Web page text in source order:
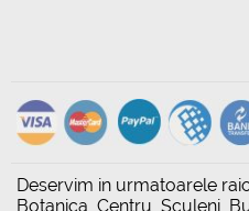
Deservim in urmatoarele
Botanica, Centru, Sculeni,